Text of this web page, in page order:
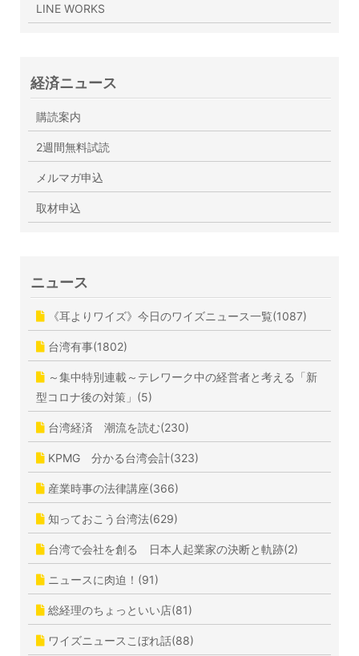
LINE WORKS
経済ニュース
購読案内
2週間無料試読
メルマガ申込
取材申込
ニュース
《耳よりワイズ》今日のワイズニュース一覧(1087)
台湾有事(1802)
～集中特別連載～テレワーク中の経営者と考える「新
型コロナ後の対策」(5)
台湾経済 潮流を読む(230)
KPMG 分かる台湾会計(323)
産業時事の法律講座(366)
知っておこう台湾法(629)
台湾で会社を創る 日本人起業家の決断と軌跡(2)
ニュースに肉迫！(91)
総経理のちょっといい店(81)
ワイズニュースこぼれ話(88)